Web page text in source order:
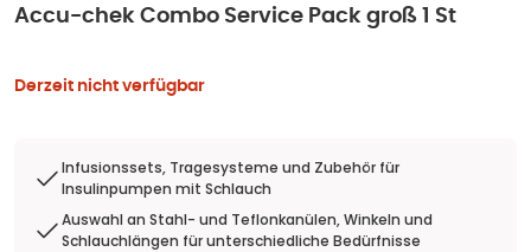
Accu-chek Combo Service Pack groß 1 St
Derzeit nicht verfügbar
Infusionssets, Tragesysteme und Zubehör für
Insulinpumpen mit Schlauch
Auswahl an Stahl- und Teflonkanülen, Winkeln und
Schlauchlängen für unterschiedliche Bedürfnisse